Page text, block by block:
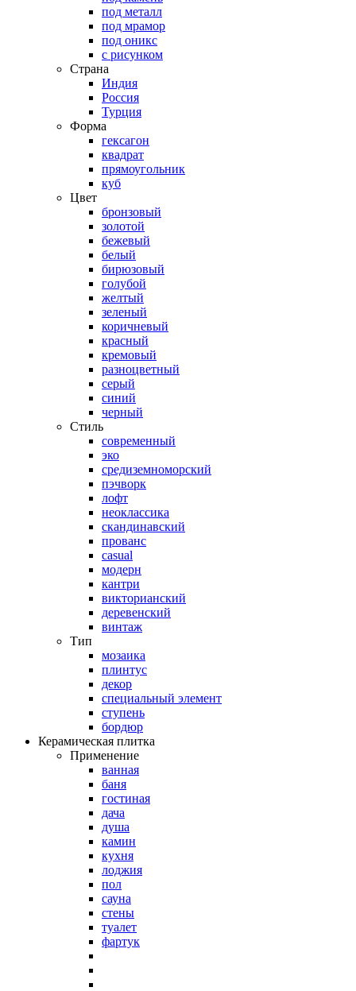
под металл
под мрамор
под оникс
с рисунком
Страна
Индия
Россия
Турция
Форма
гексагон
квадрат
прямоугольник
куб
Цвет
бронзовый
золотой
бежевый
белый
бирюзовый
голубой
желтый
зеленый
коричневый
красный
кремовый
разноцветный
серый
синий
черный
Стиль
современный
эко
средиземноморский
пэчворк
лофт
неоклассика
скандинавский
прованс
casual
модерн
кантри
викторианский
деревенский
винтаж
Тип
мозаика
плинтус
декор
специальный элемент
ступень
бордюр
Керамическая плитка
Применение
ванная
баня
гостиная
дача
душа
камин
кухня
лоджия
пол
сауна
стены
туалет
фартук